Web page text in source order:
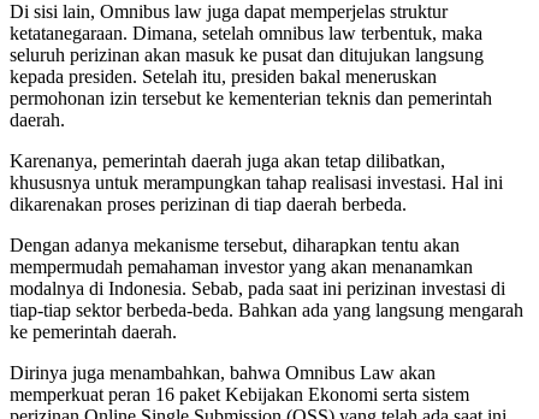
Di sisi lain, Omnibus law juga dapat memperjelas struktur
ketatanegaraan. Dimana, setelah omnibus law terbentuk, maka
seluruh perizinan akan masuk ke pusat dan ditujukan langsung
kepada presiden. Setelah itu, presiden bakal meneruskan
permohonan izin tersebut ke kementerian teknis dan pemerintah
daerah.
Karenanya, pemerintah daerah juga akan tetap dilibatkan,
khususnya untuk merampungkan tahap realisasi investasi. Hal ini
dikarenakan proses perizinan di tiap daerah berbeda.
Dengan adanya mekanisme tersebut, diharapkan tentu akan
mempermudah pemahaman investor yang akan menanamkan
modalnya di Indonesia. Sebab, pada saat ini perizinan investasi di
tiap-tiap sektor berbeda-beda. Bahkan ada yang langsung mengarah
ke pemerintah daerah.
Dirinya juga menambahkan, bahwa Omnibus Law akan
memperkuat peran 16 paket Kebijakan Ekonomi serta sistem